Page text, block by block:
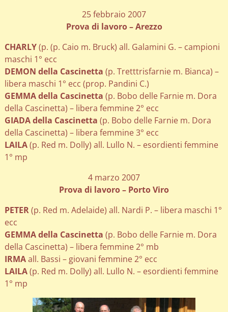
25 febbraio 2007
Prova di lavoro – Arezzo
CHARLY(p. (p. Caio m. Bruck) all. Galamini G. – campioni
maschi 1° ecc
DEMON della Cascinetta (p. Tretttrisfarnie m. Bianca) –
libera maschi 1° ecc (prop. Pandini C.)
GEMMA della Cascinetta (p. Bobo delle Farnie m. Dora
della Cascinetta) – libera femmine 2° ecc
GIADA della Cascinetta (p. Bobo delle Farnie m. Dora
della Cascinetta) – libera femmine 3° ecc
LAILA(p. Red m. Dolly) all. Lullo N. – esordienti femmine
1° mp
4 marzo 2007
Prova di lavoro – Porto Viro
PETER(p. Red m. Adelaide) all. Nardi P. – libera maschi 1°
ecc
GEMMA della Cascinetta (p. Bobo delle Farnie m. Dora
della Cascinetta) – libera femmine 2° mb
IRMAall. Bassi – giovani femmine 2° ecc
LAILA(p. Red m. Dolly) all. Lullo N. – esordienti femmine
1° mp